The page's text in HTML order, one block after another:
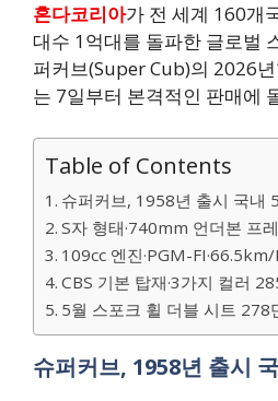
혼다코리아가 전 세계 160개
대수 1억대를 돌파한 글로벌
퍼커브(Super Cub)의 2026
는 7일부터 본격적인 판매에
Table of Contents
슈퍼커브, 1958년 출시 국내
S자 형태·740mm 언더본 프
109cc 엔진·PGM-FI·66.5km/
CBS 기본 탑재·3가지 컬러
5월 스포크 휠 더블 시트 278
슈퍼커브, 1958년 출시